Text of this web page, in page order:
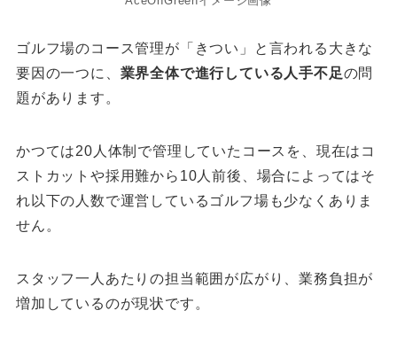
ゴルフ場のコース管理が「きつい」と言われる大きな
要因の一つに、 業界全体で進行している人手不足の問
題があります。
かつては20人体制で管理していたコースを、現在はコ
ストカットや採用難から10人前後、場合によってはそ
れ以下の人数で運営しているゴルフ場も少なくありま
せん。
スタッフ一人あたりの担当範囲が広がり、業務負担が
増加しているのが現状です。